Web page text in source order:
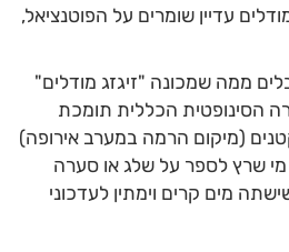
עדיין שומרים על הפוטנציאל,
ממה שמכונה "זיגזג מודלים"
הסינופטית הכללית תומכת
(מיקום הרמה במערב אירופה)
מי שרץ לספר על שלג או סערה
מים קרים וימתין לעדכוני